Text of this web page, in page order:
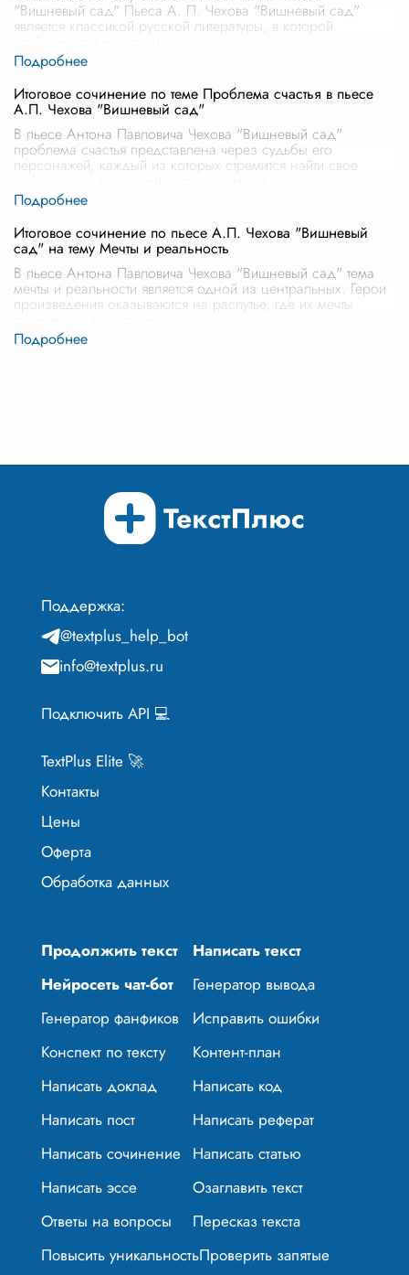
"Вишневый сад" Пьеса А. П. Чехова "Вишневый сад"
является классикой русской литературы, в которой
Итоговое сочинение по теме Проблема счастья в пьесе
А.П. Чехова "Вишневый сад"
В пьесе Антона Павловича Чехова "Вишневый сад"
проблема счастья представлена через судьбы его
персонажей, каждый из которых стремится найти свое
Итоговое сочинение по пьесе А.П. Чехова "Вишневый
сад" на тему Мечты и реальность
В пьесе Антона Павловича Чехова "Вишневый сад" тема
мечты и реальности является одной из центральных. Герои
произведения оказываются на распутье, где их мечты
Поддержка:
@textplus_help_bot
info@textplus.ru
Подключить API 💻
TextPlus Elite 🚀
Контакты
Цены
Оферта
Обработка данных
Продолжить текст
Написать текст
Нейросеть чат-бот
Генератор вывода
Генератор фанфиков
Исправить ошибки
Конспект по тексту
Контент-план
Написать доклад
Написать код
Написать пост
Написать реферат
Написать сочинение Написать статью
Написать эссе
Озаглавить текст
Ответы на вопросы
Пересказ текста
Повысить уникальностьПроверить запятые